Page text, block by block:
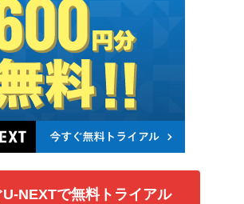
NEXTで無料トライアル